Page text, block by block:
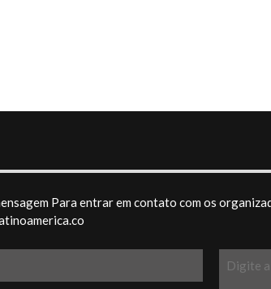
Para entrar em contato com os